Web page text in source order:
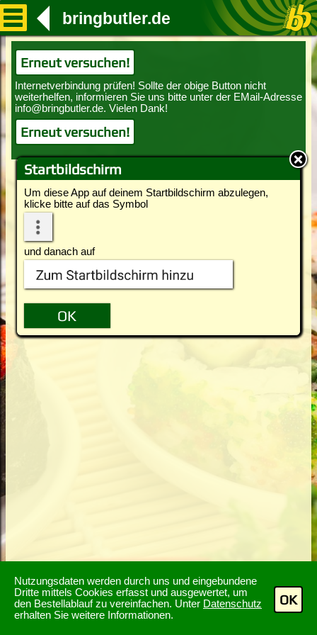
Nutzungsdaten werden durch uns und eingebundene
Dritte mittels Cookies erfasst und ausgewertet, um
den Bestellablauf zu vereinfachen. Unter Datenschutz
erhalten Sie weitere Informationen.
OK
Startbildschirm
Um diese App auf deinem Startbildschirm abzulegen,
klicke bitte auf das Symbol
und danach auf
bringbutler.de
Erneut versuchen!
Erneut versuchen!